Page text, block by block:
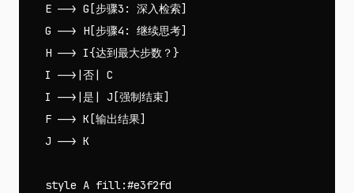
    E --> G[步骤3: 深入检索]
    G --> H[步骤4: 继续思考]
    H --> I{达到最大步数？}
    I -->|否| C
    I -->|是| J[强制结束]
    F --> K[输出结果]
    J --> K
    style A fill:#e3f2fd